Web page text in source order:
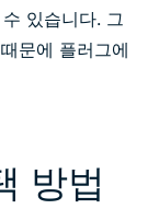
있습니다. 그
문에 플러그에
방법